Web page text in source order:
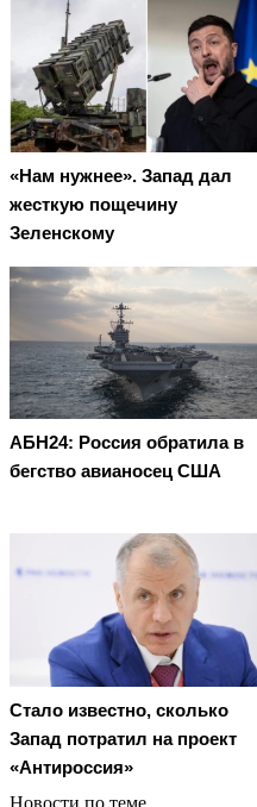
«Нам нужнее». Запад дал
жесткую пощечину
Зеленскому
АБН24: Россия обратила в
бегство авианосец США
Стало известно, сколько
Запад потратил на проект
«Антироссия»
Новости по теме